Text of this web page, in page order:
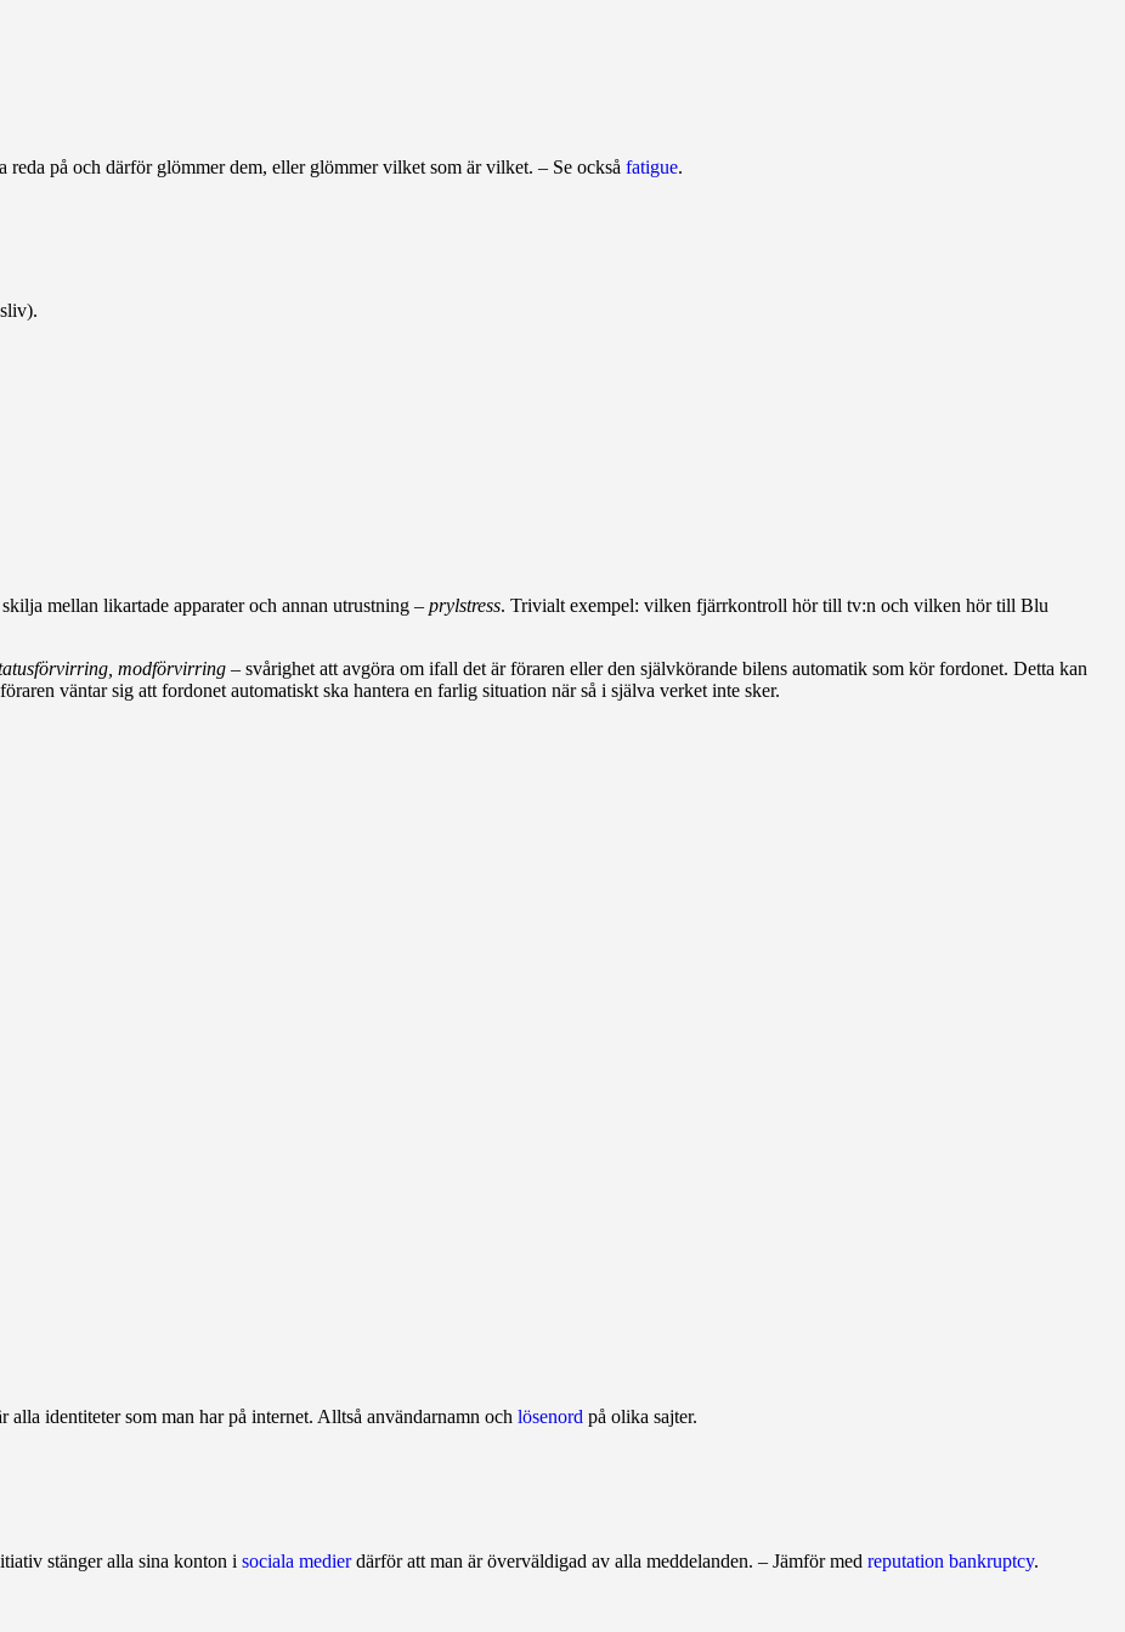
reda på och därför glömmer dem, eller glömmer vilket som är vilket. – Se också fatigue.
mellan likartade apparater och annan utrustning – prylstress. Trivialt exempel: vilken fjärrkontroll hör till tv:n och vilken hör till Blu
modförvirring – svårighet att avgöra om ifall det är föraren eller den självkörande bilens automatik som kör fordonet. Detta kan
väntar sig att fordonet automatiskt ska hantera en farlig situation när så i själva verket inte sker.
alla identiteter som man har på internet. Alltså användarnamn och lösen­ord på olika sajter.
stänger alla sina konton i sociala medierdärför att man är överväldigad av alla meddelanden. – Jäm­för med reputation bankruptcy.